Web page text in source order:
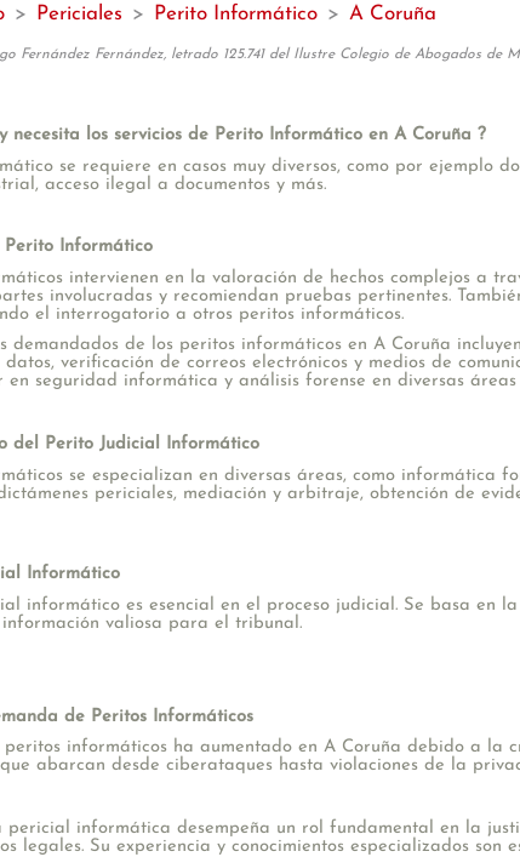
> Periciales > Perito Informático > A Coruña
Fernández Fernández, letrado 125.741 del Ilustre Colegio de Abogados de
necesita los servicios de Perito Informático en A Coruña ?
se requiere en casos muy diversos, como por ejemplo
acceso ilegal a documentos y más.
Perito Informático
intervienen en la valoración de hechos complejos a
involucradas y recomiendan pruebas pertinentes.
el interrogatorio a otros peritos informáticos.
demandados de los peritos informáticos en A Coruña
verificación de correos electrónicos y medios de
en seguridad informática y análisis forense en diversas áreas
del Perito Judicial Informático
se especializan en diversas áreas, como informática
periciales, mediación y arbitraje, obtención de
Informático
informático es esencial en el proceso judicial. Se basa en
valiosa para el tribunal.
de Peritos Informáticos
informáticos ha aumentado en A Coruña debido a la
abarcan desde ciberataques hasta violaciones de la
pericial informática desempeña un rol fundamental en la
legales. Su experiencia y conocimientos especializados